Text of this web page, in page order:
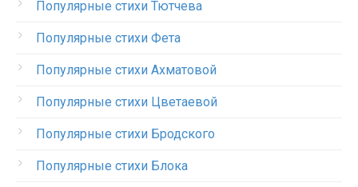
Популярные стихи Тютчева
Популярные стихи Фета
Популярные стихи Ахматовой
Популярные стихи Цветаевой
Популярные стихи Бродского
Популярные стихи Блока